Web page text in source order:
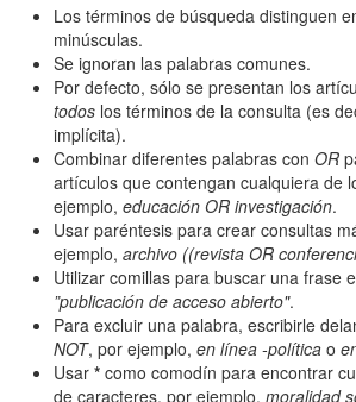
Texto completo
Archivo(s) adicional(es)
Fecha
De
Hasta
Los términos de búsqueda distinguen
minúsculas.
Se ignoran las palabras comunes.
Por defecto, sólo se presentan los
todos los términos de la consulta (es
implícita).
Combinar diferentes palabras con OR
artículos que contengan cualquiera de
ejemplo, educación OR investigación.
Usar paréntesis para crear consultas
ejemplo, archivo ((revista OR
Utilizar comillas para buscar una frase
”publicación de acceso abierto".
Para excluir una palabra, escribirle
NOT, por ejemplo, en línea -política o
Usar * como comodín para encontrar
de caracteres, por ejemplo, moralidad